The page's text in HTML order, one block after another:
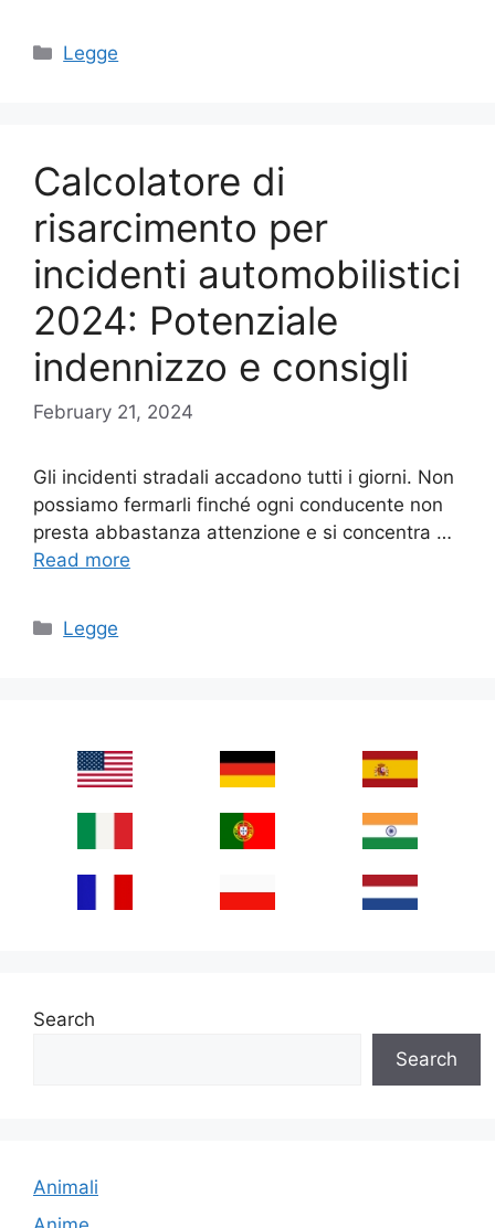
Categories
Legge
Calcolatore di
risarcimento per
incidenti automobilistici
2024: Potenziale
indennizzo e consigli
February 21, 2024
Gli incidenti stradali accadono tutti i giorni. Non
possiamo fermarli finché ogni conducente non
presta abbastanza attenzione e si concentra …
Read more
Categories
Legge
Search
Search
Animali